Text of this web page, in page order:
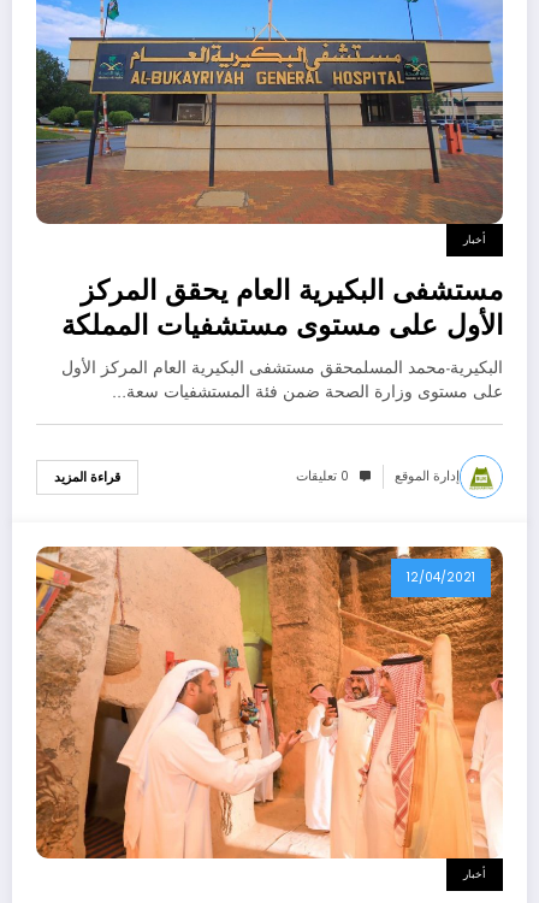
أخبار
مستشفى البكيرية العام يحقق المركز
الأول على مستوى مستشفيات المملكة
البكيرية-محمد المسلمحقق مستشفى البكيرية العام المركز الأول
على مستوى وزارة الصحة ضمن فئة المستشفيات سعة…
إدارة الموقع 0 تعليقات قراءة المزيد
12/04/2021
أخبار